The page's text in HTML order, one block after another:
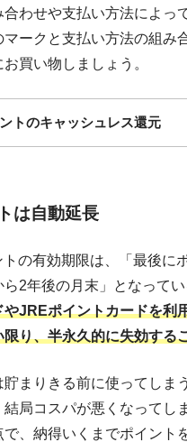
合わせや支払い方法によっ
マークと支払い方法の組み
買い物しましょう。
トのキャッシュレス還元
ーク
支払い方
法
キャッシ
5％対象店
舗
JREカー
Suica 5％
は自動延長
の有効期限は、「最後に
ら2年後の月末」となってい
JREポイントカードを利
限り、半永久的に失効する
貯まりきる前に使ってしま
結局コスパが悪くなってし
で、納得いくまでポイント